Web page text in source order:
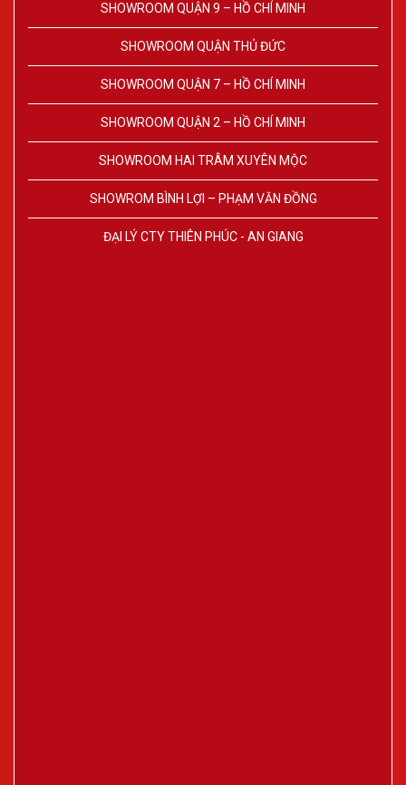
SHOWROOM QUẬN 9 – HỒ CHÍ MINH
SHOWROOM QUẬN THỦ ĐỨC
SHOWROOM QUẬN 7 – HỒ CHÍ MINH
SHOWROOM QUẬN 2 – HỒ CHÍ MINH
SHOWROOM HAI TRÂM XUYÊN MỘC
SHOWROM BÌNH LỢI – PHẠM VĂN ĐỒNG
ĐẠI LÝ CTY THIÊN PHÚC - AN GIANG